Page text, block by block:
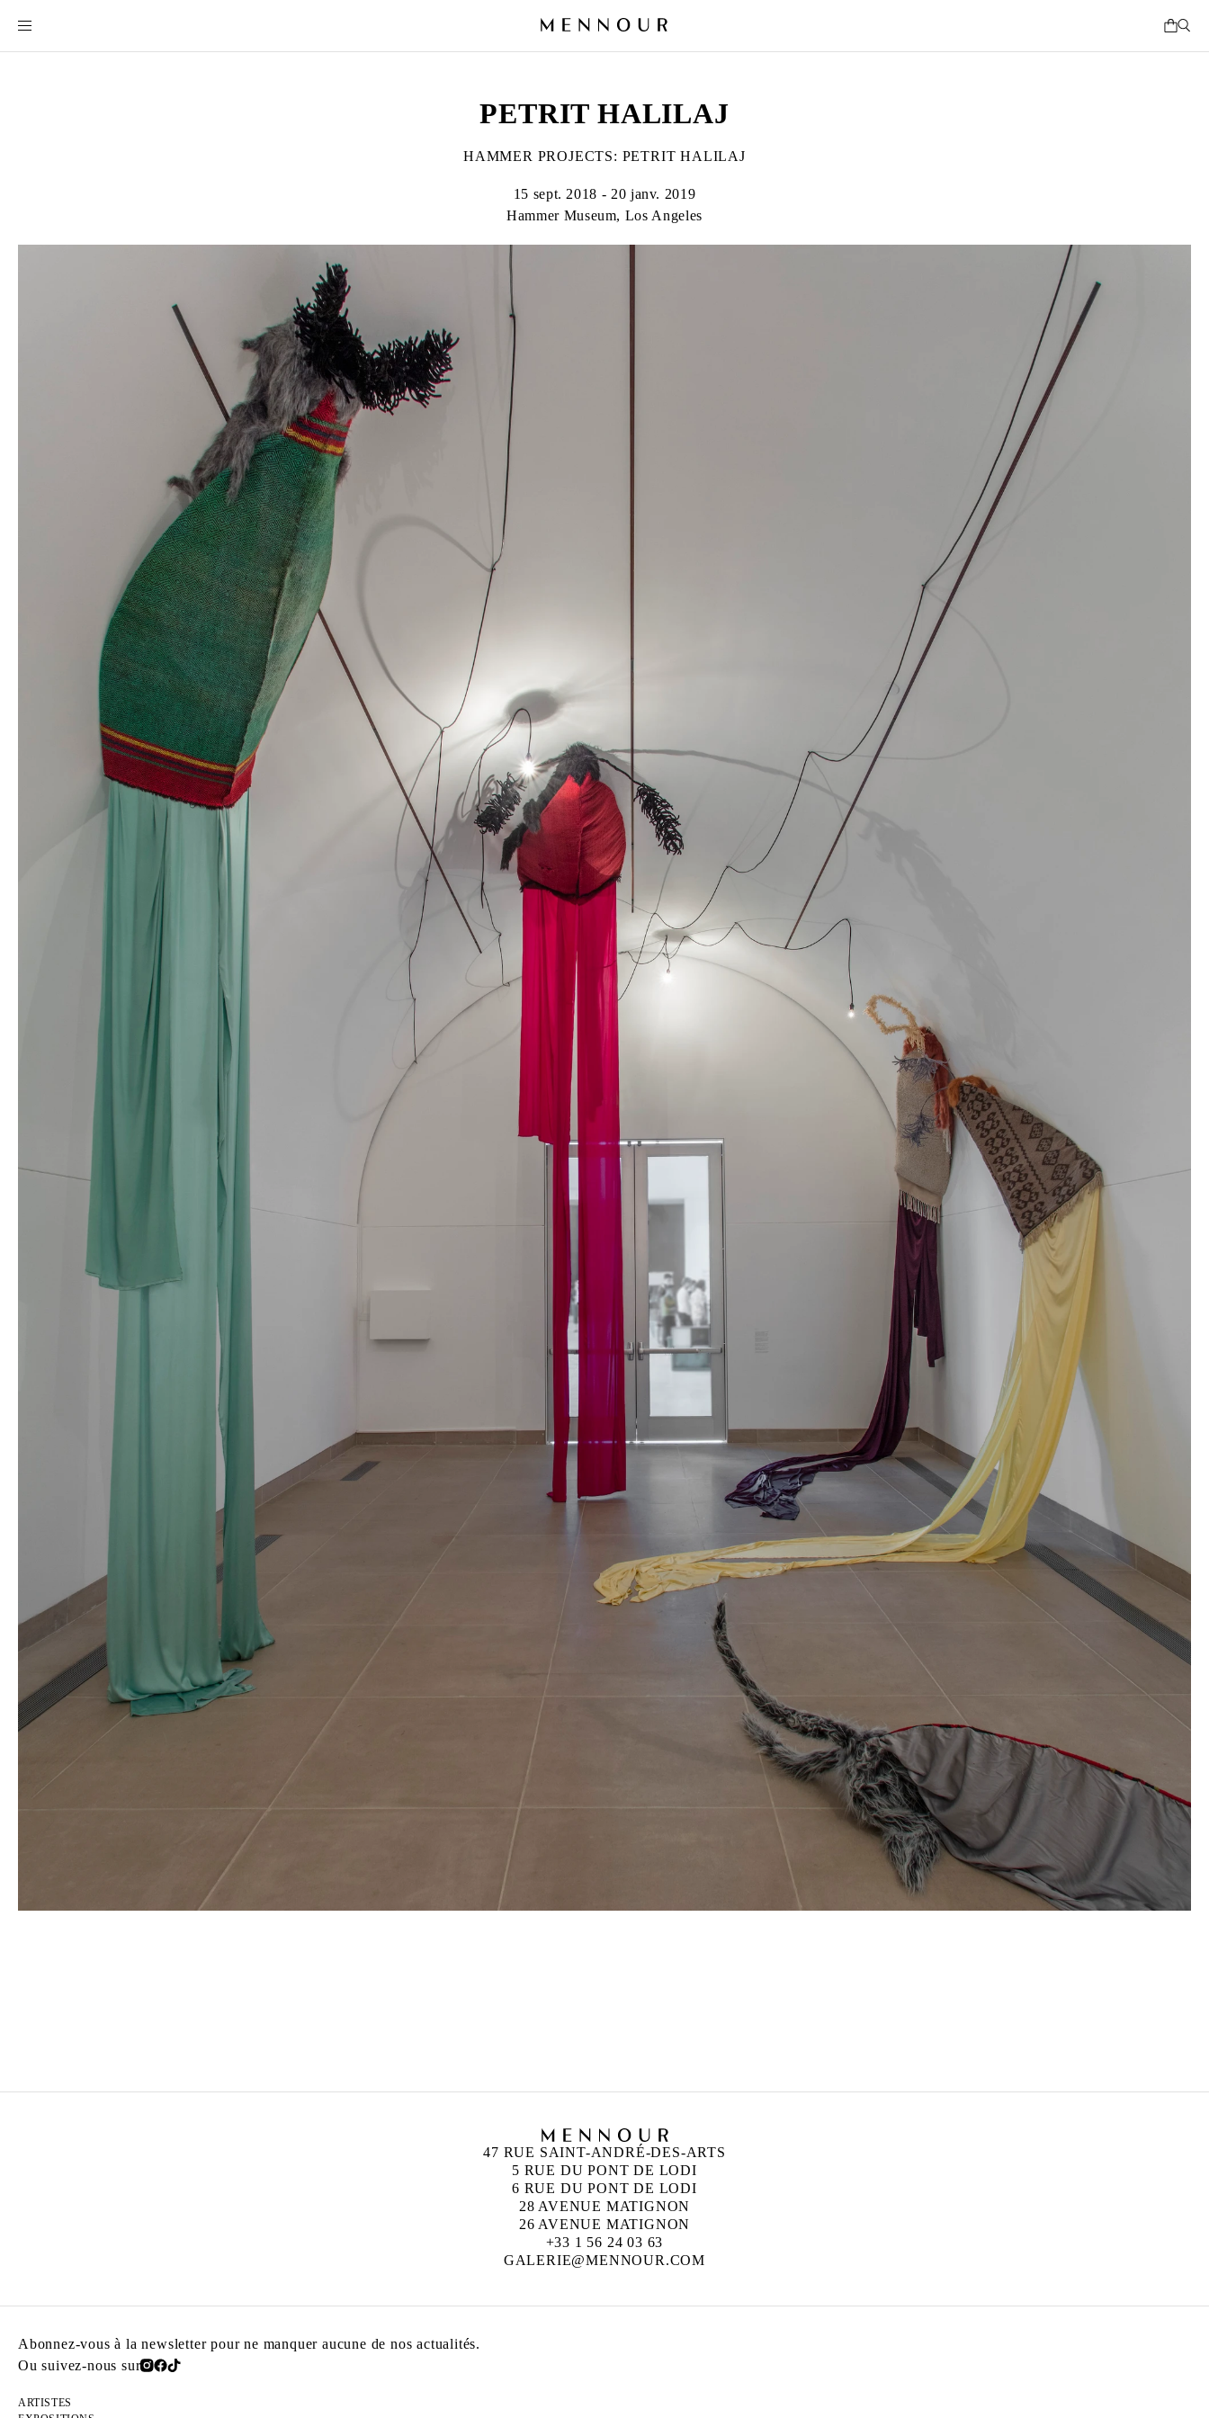
PETRIT HALILAJ
HAMMER PROJECTS: PETRIT HALILAJ
15 sept. 2018 - 20 janv. 2019
Hammer Museum, Los Angeles
47 RUE SAINT-ANDRÉ-DES-ARTS
5 RUE DU PONT DE LODI
6 RUE DU PONT DE LODI
28 AVENUE MATIGNON
26 AVENUE MATIGNON
+33 1 56 24 03 63
GALERIE@MENNOUR.COM
Abonnez-vous à la newsletter pour ne manquer aucune de nos actualités.
Ou suivez-nous sur
ARTISTES